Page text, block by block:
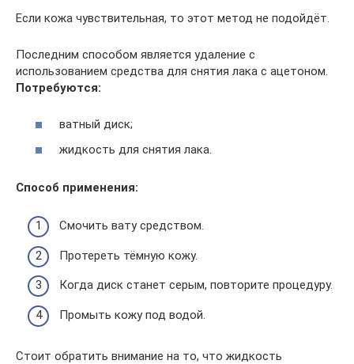
Если кожа чувствительная, то этот метод не подойдёт.
Последним способом является удаление с
использованием средства для снятия лака с ацетоном.
Потребуются:
ватный диск;
жидкость для снятия лака.
Способ применения:
Смочить вату средством.
Протереть тёмную кожу.
Когда диск станет серым, повторите процедуру.
Промыть кожу под водой.
Стоит обратить внимание на то, что жидкость